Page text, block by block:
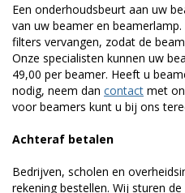
Een onderhoudsbeurt aan uw
van uw beamer en
filters vervangen, zodat de
Onze specialisten kunnen uw
49,00 per beamer. Heeft u
nodig, neem dan contact met
voor beamers kunt u bij ons
Achteraf betalen
Bedrijven, scholen en
rekening bestellen. Wij sturen